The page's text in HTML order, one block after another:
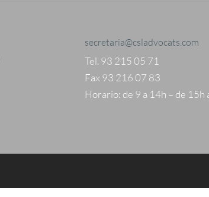
secretaria@csladvocats.com
Tel. 93 215 05 71
Fax 93 216 07 83
Horario: de 9 a 14h – de 15h